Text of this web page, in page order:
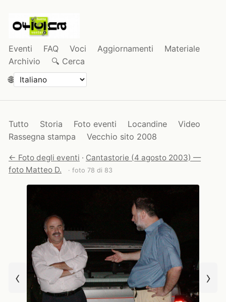
Eventi FAQ Voci Aggiornamenti
Materiale
Archivio
🔍 Cerca
🌐
Tutto Storia Foto eventi Locandine
Video
Rassegna stampa
Vecchio sito 2008
← Foto degli eventi · Cantastorie (4 agosto 2003) —
foto Matteo D.
· foto 78 di 83
‹ ›